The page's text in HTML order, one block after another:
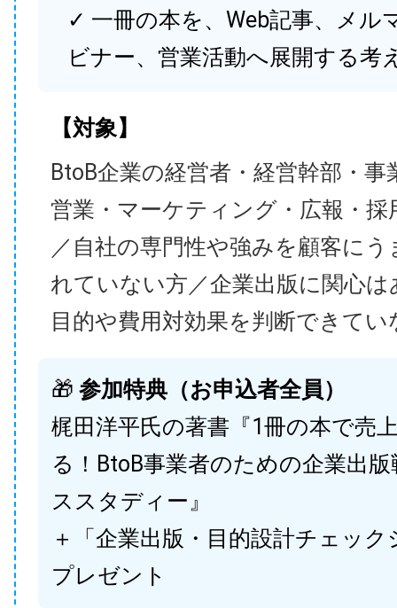
✓ 一冊の本を、Web記事、メル
ビナー、営業活動へ展開する考
【対象】
BtoB企業の経営者・経営幹部・事
営業・マーケティング・広報・採
／自社の専門性や強みを顧客に
れていない方／企業出版に関心
目的や費用対効果を判断できてい
🎁 参加特典（お申込者全員）
梶田洋平氏の著書『1冊の本で売
る！BtoB事業者のための企業出
ススタディー』
＋「企業出版・目的設計チェック
プレゼント